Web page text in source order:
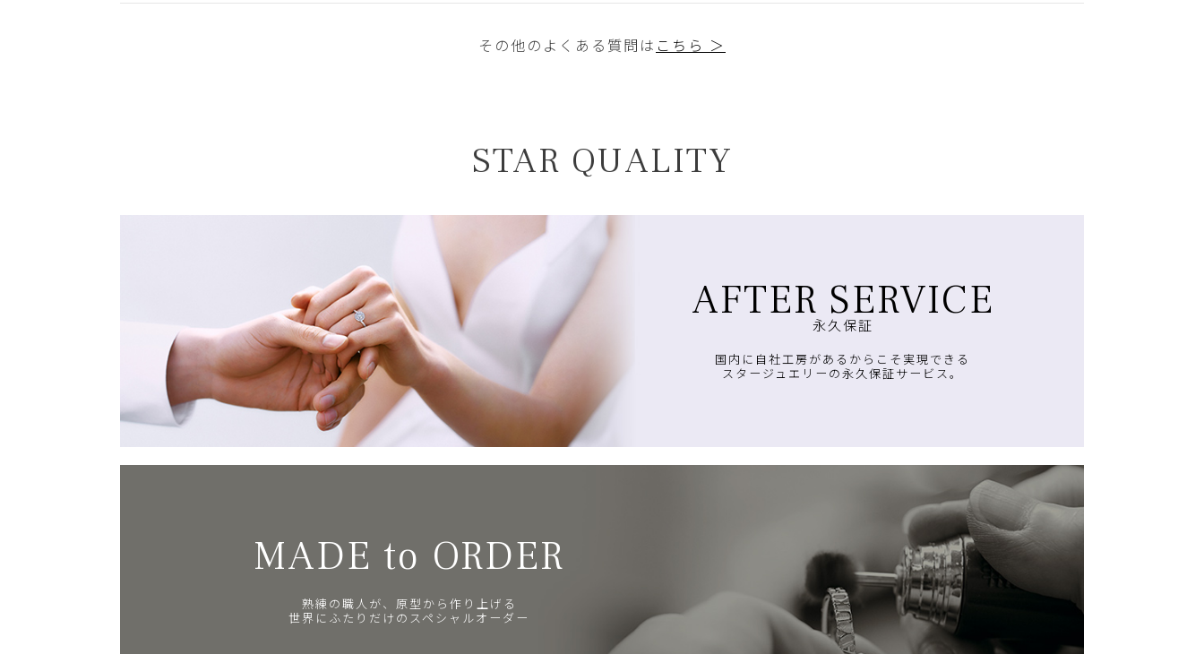
その他のよくある質問は こちら ＞
STAR QUALITY
AFTER SERVICE
永久保証
国内に自社工房があるからこそ実現できる
スタージュエリーの永久保証サービス。
MADE to ORDER
熟練の職人が、原型から作り上げる
世界にふたりだけのスペシャルオーダー